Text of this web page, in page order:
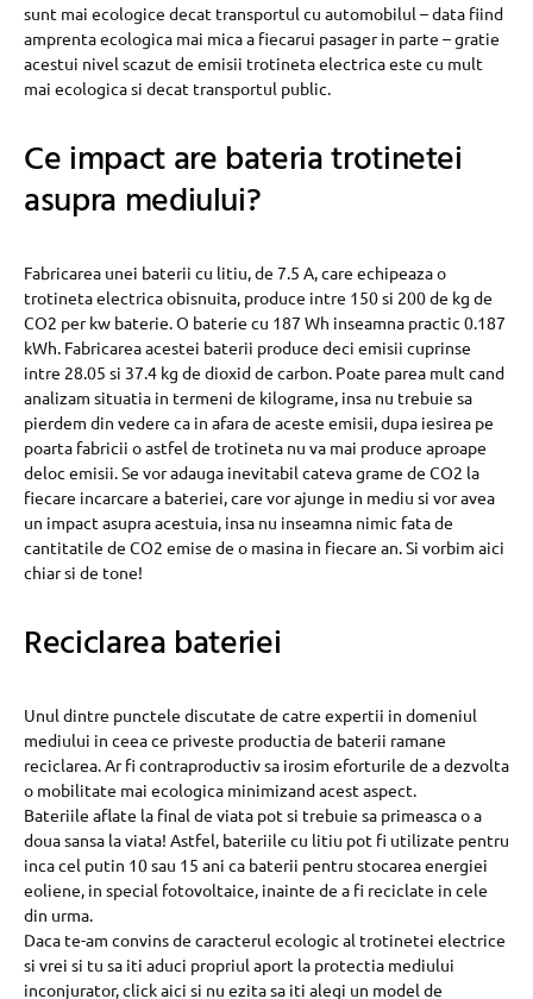
sunt mai ecologice decat transportul cu automobilul – data fiind
amprenta ecologica mai mica a fiecarui pasager in parte – gratie
acestui nivel scazut de emisii trotineta electrica este cu mult
mai ecologica si decat transportul public.
Ce impact are bateria trotinetei
asupra mediului?
Fabricarea unei baterii cu litiu, de 7.5 A, care echipeaza o
trotineta electrica obisnuita, produce intre 150 si 200 de kg de
CO2 per kw baterie. O baterie cu 187 Wh inseamna practic 0.187
kWh. Fabricarea acestei baterii produce deci emisii cuprinse
intre 28.05 si 37.4 kg de dioxid de carbon. Poate parea mult cand
analizam situatia in termeni de kilograme, insa nu trebuie sa
pierdem din vedere ca in afara de aceste emisii, dupa iesirea pe
poarta fabricii o astfel de trotineta nu va mai produce aproape
deloc emisii. Se vor adauga inevitabil cateva grame de CO2 la
fiecare incarcare a bateriei, care vor ajunge in mediu si vor avea
un impact asupra acestuia, insa nu inseamna nimic fata de
cantitatile de CO2 emise de o masina in fiecare an. Si vorbim aici
chiar si de tone!
Reciclarea bateriei
Unul dintre punctele discutate de catre expertii in domeniul
mediului in ceea ce priveste productia de baterii ramane
reciclarea. Ar fi contraproductiv sa irosim eforturile de a dezvolta
o mobilitate mai ecologica minimizand acest aspect.
Bateriile aflate la final de viata pot si trebuie sa primeasca o a
doua sansa la viata! Astfel, bateriile cu litiu pot fi utilizate pentru
inca cel putin 10 sau 15 ani ca baterii pentru stocarea energiei
eoliene, in special fotovoltaice, inainte de a fi reciclate in cele
din urma.
Daca te-am convins de caracterul ecologic al trotinetei electrice
si vrei si tu sa iti aduci propriul aport la protectia mediului
inconjurator, click aici si nu ezita sa iti alegi un model de